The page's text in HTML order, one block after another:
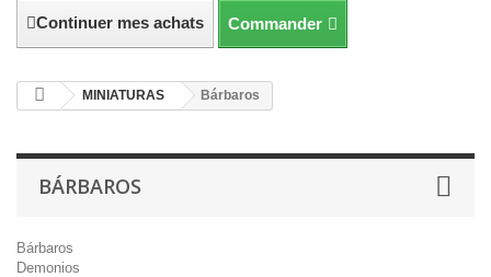
Continuer mes achats Commander
MINIATURAS Bárbaros
BÁRBAROS
Bárbaros
Demonios